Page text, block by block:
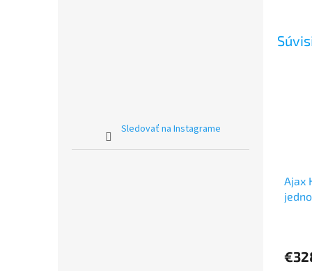
Sledovať na Instagrame
Ajax
je